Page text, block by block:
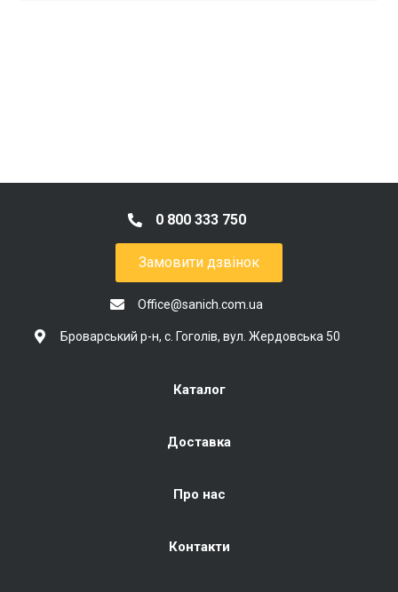
0 800 333 750
Замовити дзвінок
Office@sanich.com.ua
Броварський р-н, с. Гоголів, вул. Жердовська 50
Каталог
Доставка
Про нас
Контакти